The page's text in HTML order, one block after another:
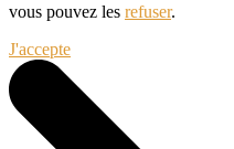
vous pouvez les refuser.
J'accepte